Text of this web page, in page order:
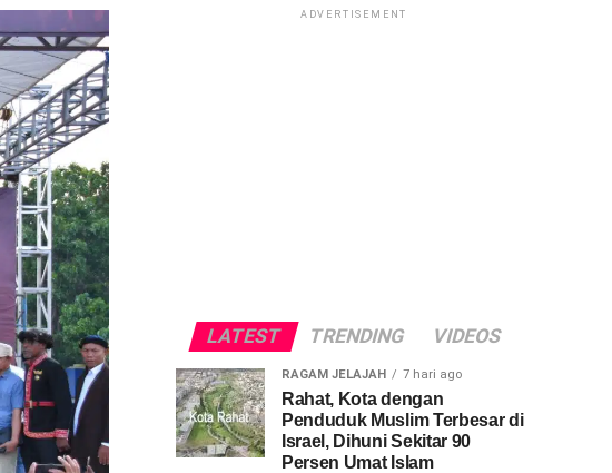
ADVERTISEMENT
LATEST TRENDING VIDEOS
RAGAM JELAJAH 7 hari ago
Rahat, Kota dengan
Penduduk Muslim Terbesar di
Israel, Dihuni Sekitar 90
Persen Umat Islam